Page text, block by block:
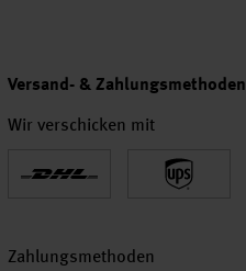
Versand- & Zahlungsmethoden
Wir verschicken mit
Zahlungsmethoden